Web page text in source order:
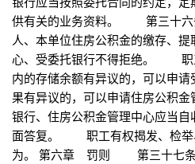
供有关的业务资料。 第三十六
人、本单位住房公积金的缴存、
心、受委托银行不得拒绝。 职
内的存储余额有异议的，可以申
果有异议的，可以申请住房公积
银行、住房公积金管理中心应当
面答复。 职工有权揭发、检举
为。 第六章 罚则 第三十七条